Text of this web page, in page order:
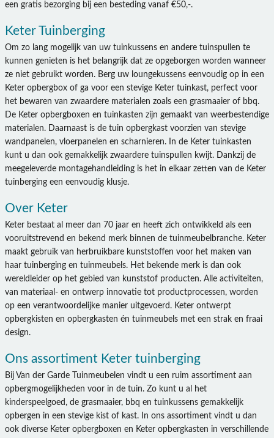
een gratis bezorging bij een besteding vanaf €50,-.
Keter Tuinberging
Om zo lang mogelijk van uw tuinkussens en andere tuinspullen te
kunnen genieten is het belangrijk dat ze opgeborgen worden wanneer
ze niet gebruikt worden. Berg uw loungekussens eenvoudig op in een
Keter opbergbox of ga voor een stevige Keter tuinkast, perfect voor
het bewaren van zwaardere materialen zoals een grasmaaier of bbq.
De Keter opbergboxen en tuinkasten zijn gemaakt van weerbestendige
materialen. Daarnaast is de tuin opbergkast voorzien van stevige
wandpanelen, vloerpanelen en scharnieren. In de Keter tuinkasten
kunt u dan ook gemakkelijk zwaardere tuinspullen kwijt. Dankzij de
meegeleverde montagehandleiding is het in elkaar zetten van de Keter
tuinberging een eenvoudig klusje.
Over Keter
Keter bestaat al meer dan 70 jaar en heeft zich ontwikkeld als een
vooruitstrevend en bekend merk binnen de tuinmeubelbranche. Keter
maakt gebruik van herbruikbare kunststoffen voor het maken van
haar tuinberging en tuinmeubels. Het bekende merk is dan ook
wereldleider op het gebied van kunststof producten. Alle activiteiten,
van materiaal- en ontwerp innovatie tot productprocessen, worden
op een verantwoordelijke manier uitgevoerd. Keter ontwerpt
opbergkisten en opbergkasten én tuinmeubels met een strak en fraai
design.
Ons assortiment Keter tuinberging
Bij Van der Garde Tuinmeubelen vindt u een ruim assortiment aan
opbergmogelijkheden voor in de tuin. Zo kunt u al het
kinderspeelgoed, de grasmaaier, bbq en tuinkussens gemakkelijk
opbergen in een stevige kist of kast. In ons assortiment vindt u dan
ook diverse Keter opbergboxen en Keter opbergkasten in verschillende